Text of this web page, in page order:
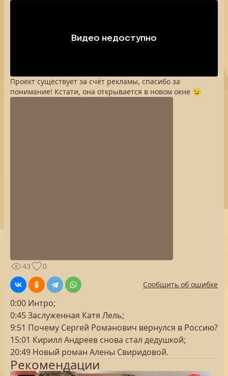
Проект существует за счёт рекламы, спасибо за
понимание! Кстати, она открывается в новом окне 😉
43
0
Сообщить об ошибке
0:00 Интро;
0:45 Заслуженная Катя Лель;
9:51 Почему Сергей Романович вернулся в Россию?
15:01 Кирилл Андреев снова стал дедушкой;
20:49 Новый роман Алены Свиридовой.
Рекомендации